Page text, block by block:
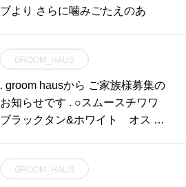
ブより さらに噛みごたえのあ
GROOM_HAUS
. groom hausから ご家族様募集の
お知らせです . ○スムースチワワ
ブラックタン&ホワイト オス 2
GROOM_HAUS